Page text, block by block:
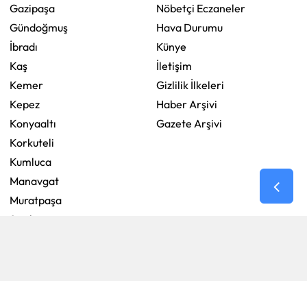
Gazipaşa
Gündoğmuş
İbradı
Kaş
Kemer
Kepez
Konyaaltı
Korkuteli
Kumluca
Manavgat
Muratpaşa
Serik
Nöbetçi Eczaneler
Hava Durumu
Künye
İletişim
Gizlilik İlkeleri
Haber Arşivi
Gazete Arşivi